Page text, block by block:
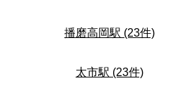
播磨高岡駅 (23件)
太市駅 (23件)